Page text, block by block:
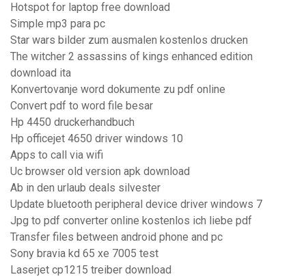
Hotspot for laptop free download
Simple mp3 para pc
Star wars bilder zum ausmalen kostenlos drucken
The witcher 2 assassins of kings enhanced edition
download ita
Konvertovanje word dokumente zu pdf online
Convert pdf to word file besar
Hp 4450 druckerhandbuch
Hp officejet 4650 driver windows 10
Apps to call via wifi
Uc browser old version apk download
Ab in den urlaub deals silvester
Update bluetooth peripheral device driver windows 7
Jpg to pdf converter online kostenlos ich liebe pdf
Transfer files between android phone and pc
Sony bravia kd 65 xe 7005 test
Laserjet cp1215 treiber download